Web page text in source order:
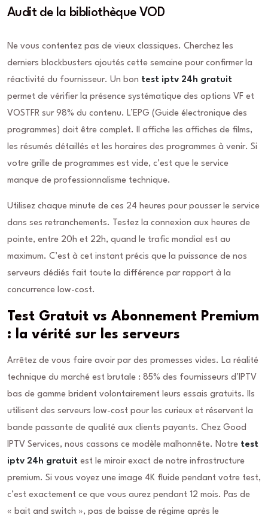
Audit de la bibliothèque VOD
Ne vous contentez pas de vieux classiques. Cherchez les
derniers blockbusters ajoutés cette semaine pour confirmer la
réactivité du fournisseur. Un bon test iptv 24h gratuit
permet de vérifier la présence systématique des options VF et
VOSTFR sur 98% du contenu. L’EPG (Guide électronique des
programmes) doit être complet. Il affiche les affiches de films,
les résumés détaillés et les horaires des programmes à venir. Si
votre grille de programmes est vide, c’est que le service
manque de professionnalisme technique.
Utilisez chaque minute de ces 24 heures pour pousser le service
dans ses retranchements. Testez la connexion aux heures de
pointe, entre 20h et 22h, quand le trafic mondial est au
maximum. C’est à cet instant précis que la puissance de nos
serveurs dédiés fait toute la différence par rapport à la
concurrence low-cost.
Test Gratuit vs Abonnement Premium
: la vérité sur les serveurs
Arrêtez de vous faire avoir par des promesses vides. La réalité
technique du marché est brutale : 85% des fournisseurs d’IPTV
bas de gamme brident volontairement leurs essais gratuits. Ils
utilisent des serveurs low-cost pour les curieux et réservent la
bande passante de qualité aux clients payants. Chez Good
IPTV Services, nous cassons ce modèle malhonnête. Notre test
iptv 24h gratuit est le miroir exact de notre infrastructure
premium. Si vous voyez une image 4K fluide pendant votre test,
c’est exactement ce que vous aurez pendant 12 mois. Pas de
« bait and switch », pas de baisse de régime après le